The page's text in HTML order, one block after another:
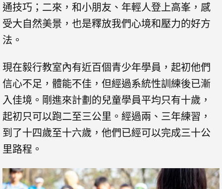
通技巧；二來，和小朋友、年輕人登上高峯，感
受大自然美景，也是釋放我們心境和壓力的好方
法。
現在毅行教室內有近百個青少年學員，起初他們
信心不足，體能不佳，但經過系統性訓練後已漸
入佳境。剛進來計劃的兒童學員平均只有十歲，
起初只可以跑二至三公里。經過兩、三年練習，
到了十四歲至十六歲，他們已經可以完成三十公
里路程。